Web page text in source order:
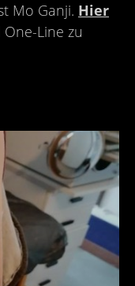
Mo Ganji. Hier
Line zu